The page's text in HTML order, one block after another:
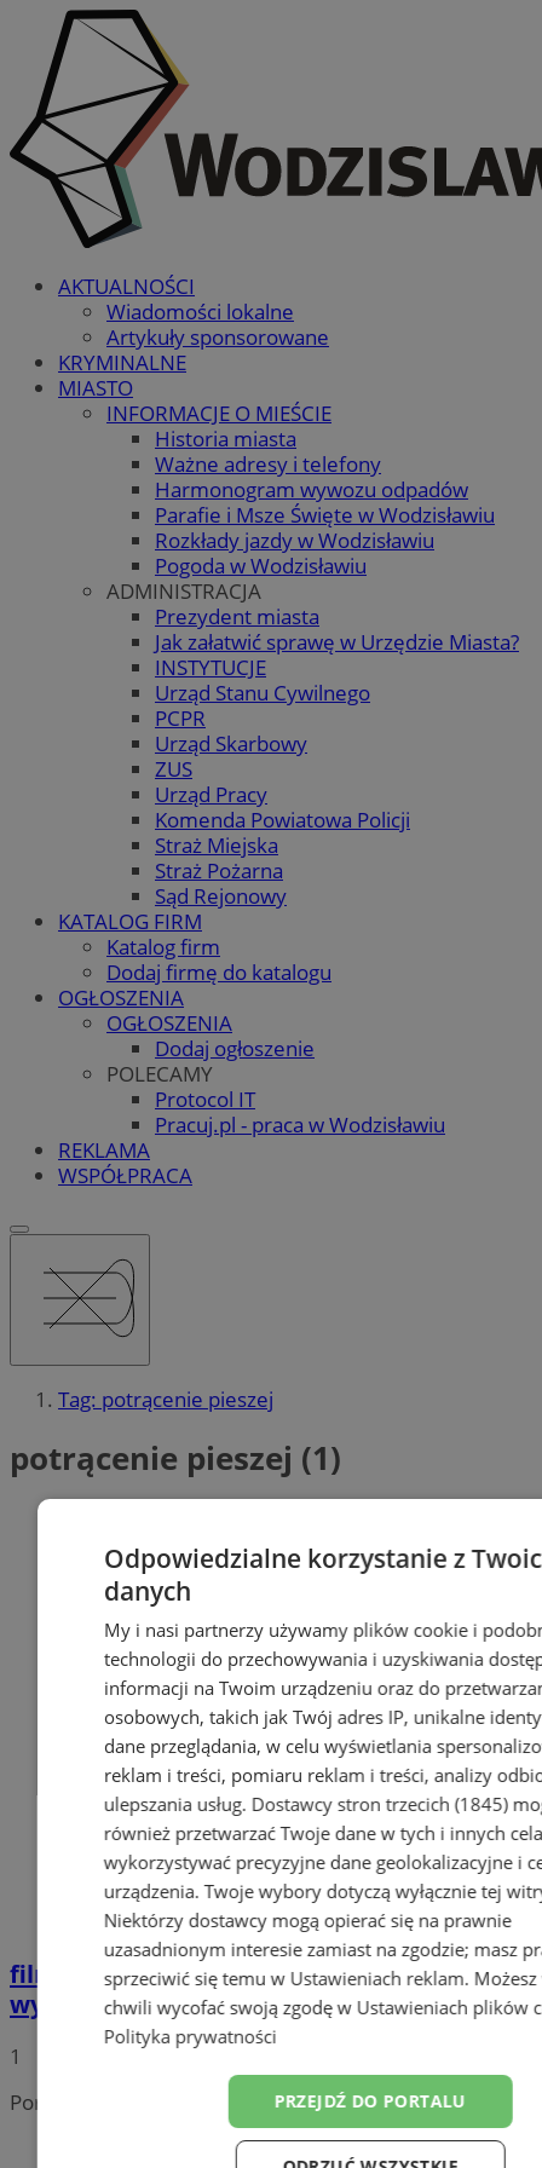
AKTUALNOŚCI
Wiadomości lokalne
Artykuły sponsorowane
KRYMINALNE
MIASTO
INFORMACJE O MIEŚCIE
Historia miasta
Ważne adresy i telefony
Harmonogram wywozu odpadów
Parafie i Msze Święte w Wodzisławiu
Rozkłady jazdy w Wodzisławiu
Pogoda w Wodzisławiu
ADMINISTRACJA
Prezydent miasta
Jak załatwić sprawę w Urzędzie Miasta?
INSTYTUCJE
Urząd Stanu Cywilnego
PCPR
Urząd Skarbowy
ZUS
Urząd Pracy
Komenda Powiatowa Policji
Straż Miejska
Straż Pożarna
Sąd Rejonowy
KATALOG FIRM
Katalog firm
Dodaj firmę do katalogu
OGŁOSZENIA
OGŁOSZENIA
Dodaj ogłoszenie
POLECAMY
Protocol IT
Pracuj.pl - praca w Wodzisławiu
REKLAMA
WSPÓŁPRACA
Tag: potrącenie pieszej
potrącenie pieszej (1)
film
Potrącił seniorkę i uciekł z miejsca
wypadku. 20-latek trafił do aresztu
1
Portal należy do sieci
Odpowiedzialne korzystanie z
danych
My i nasi partnerzy używamy plików cookie i
technologii do przechowywania i uzyskiwania
informacji na Twoim urządzeniu oraz do
osobowych, takich jak Twój adres IP, unikalne
dane przeglądania, w celu wyświetlania
reklam i treści, pomiaru reklam i treści, analizy
ulepszania usług. Dostawcy stron trzecich (1845)
również przetwarzać Twoje dane w tych i innych
wykorzystywać precyzyjne dane geolokalizacyjne i
urządzenia. Twoje wybory dotyczą wyłącznie tej
Niektórzy dostawcy mogą opierać się na prawnie
uzasadnionym interesie zamiast na zgodzie; masz
sprzeciwić się temu w Ustawieniach reklam.
chwili wycofać swoją zgodę w Ustawieniach plików
Polityka prywatności
PRZEJDŹ DO PORTALU